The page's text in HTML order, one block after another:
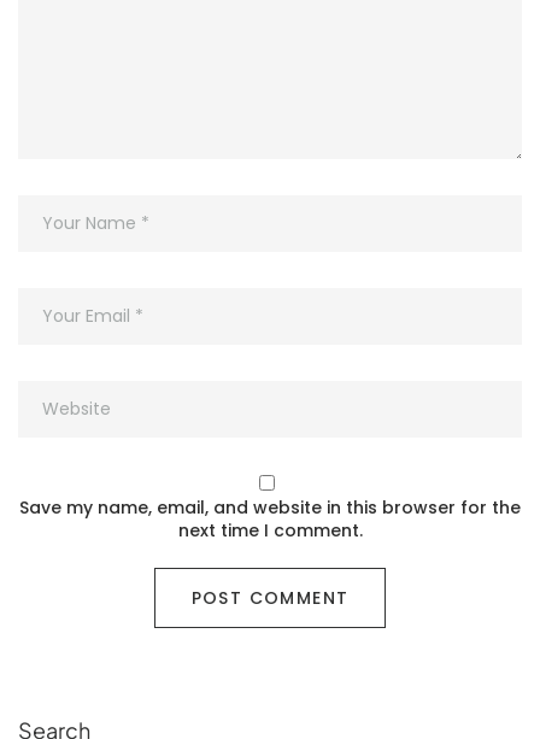
Search
Save my name, email, and website in this browser for the
next time I comment.